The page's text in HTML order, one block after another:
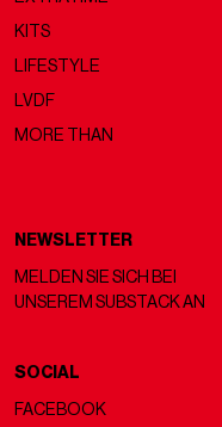
KITS
LIFESTYLE
LVDF
MORE THAN
NEWSLETTER
MELDEN SIE SICH BEI
UNSEREM SUBSTACK AN
SOCIAL
FACEBOOK